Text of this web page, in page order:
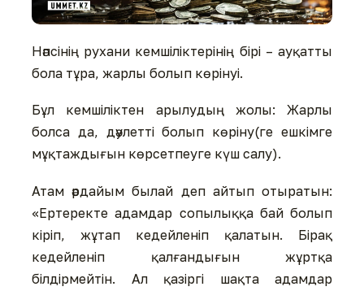
Нәпсінің рухани кемшіліктерінің бірі – ауқатты
бола тұра, жарлы болып көрінуі.
Бұл кемшіліктен арылудың жолы: Жарлы
болса да, дәулетті болып көріну(ге ешкімге
мұқтаждығын көрсетпеуге күш салу).
Атам әрдайым былай деп айтып отыратын:
«Ертеректе адамдар сопылыққа бай болып
кіріп, жұтап кедейленіп қалатын. Бірақ
кедейленіп қалғандығын жұртқа
білдірмейтін. Ал қазіргі шақта адамдар